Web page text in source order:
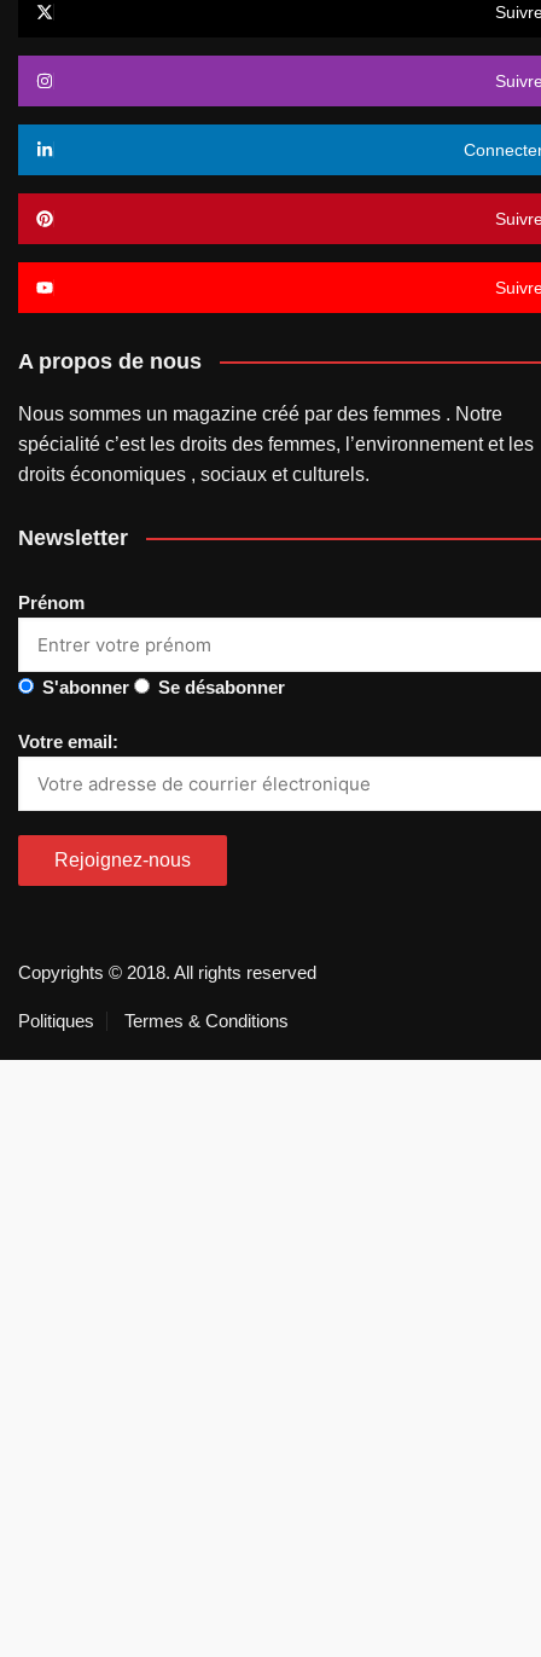
A propos de nous
Nous sommes un magazine créé par des femmes . Notre
spécialité c’est les droits des femmes, l’environnement et les
droits économiques , sociaux et culturels.
Newsletter
Prénom
S'abonner Se désabonner
Votre email:
Copyrights © 2018. All rights reserved
Politiques Termes & Conditions